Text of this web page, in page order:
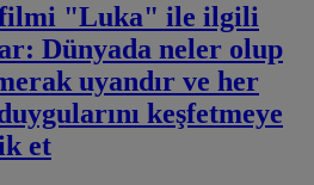
filmi "Luka" ile ilgili
Dünyada neler olup
uyandır ve her
keşfetmeye
et